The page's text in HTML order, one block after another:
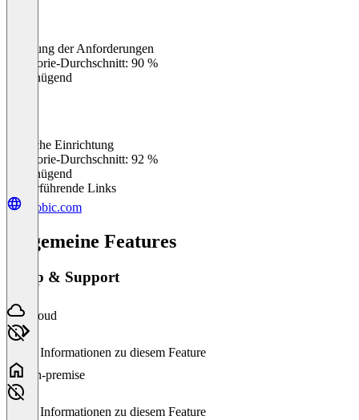
Erfüllung der Anforderungen
Kategorie-Durchschnitt: 90 %
Ungenügend
Einfache Einrichtung
Kategorie-Durchschnitt: 92 %
Ungenügend
Weiterführende Links
yoobic.com
Allgemeine Features
Setup & Support
Cloud
Keine Informationen zu diesem Feature
On-premise
Keine Informationen zu diesem Feature